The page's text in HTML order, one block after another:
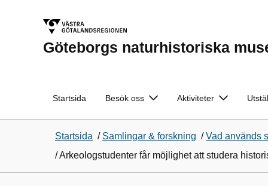
Göteborgs naturhistoriska
Startsida Besök oss Aktiviteter
Startsida / Samlingar & forskning /Vad används
/Arkeologstudenter får möjlighet att studera